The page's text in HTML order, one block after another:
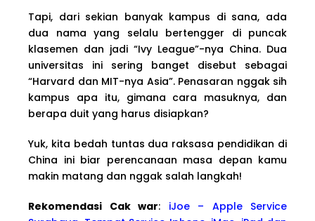
Tapi, dari sekian banyak kampus di sana, ada
dua nama yang selalu bertengger di puncak
klasemen dan jadi “Ivy League”-nya China. Dua
universitas ini sering banget disebut sebagai
“Harvard dan MIT-nya Asia”. Penasaran nggak sih
kampus apa itu, gimana cara masuknya, dan
berapa duit yang harus disiapkan?
Yuk, kita bedah tuntas dua raksasa pendidikan di
China ini biar perencanaan masa depan kamu
makin matang dan nggak salah langkah!
Rekomendasi Cak war: iJoe – Apple Service